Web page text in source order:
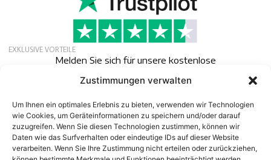
Zustimmungen verwalten
Um Ihnen ein optimales Erlebnis zu bieten, verwenden wir Technologien
wie Cookies, um Geräteinformationen zu speichern und/oder darauf
zuzugreifen. Wenn Sie diesen Technologien zustimmen, können wir
Daten wie das Surfverhalten oder eindeutige IDs auf dieser Website
verarbeiten. Wenn Sie Ihre Zustimmung nicht erteilen oder zurückziehen,
EXKLUSIVE VORTEILE
Melden Sie sich für unsere kostenlose
Neuigkeiten und Veranstaltungen zu erhalten.
Newsletter